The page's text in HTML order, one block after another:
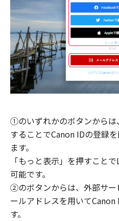
①のいずれかのボタンから
することでCanon IDの登録
ます。
「もっと表示」を押すこと
可能です。
②のボタンからは、外部サー
ールアドレスを用いて
す。